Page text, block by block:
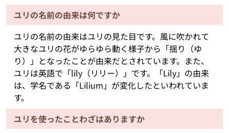
ユリの名前の由来は何ですか
ユリの名前の由来はユリの見た目です。風に吹かれて
大きなユリの花がゆらゆら動く様子から「揺り（ゆ
り）」となったことが由来だとされています。また、
ユリは英語で「lily（リリー）」です。「Lily」の由来
は、学名である「Lilium」が変化したといわれていま
す。
ユリを使ったことわざはありますか